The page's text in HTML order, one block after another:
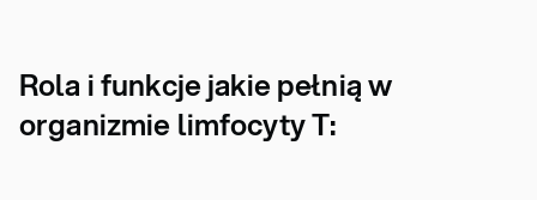
Rola i funkcje jakie pełnią w
organizmie limfocyty T: